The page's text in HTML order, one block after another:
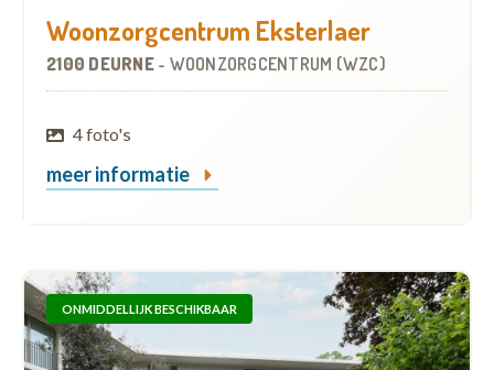
Woonzorgcentrum Eksterlaer
2100 DEURNE - WOONZORGCENTRUM (WZC)
4 foto's
meer informatie
ONMIDDELLIJK BESCHIKBAAR